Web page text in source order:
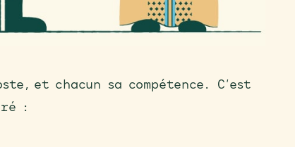
et chacun sa compétence. C’est
: